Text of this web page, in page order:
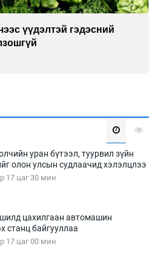
“санаа тавих” олон
байгуулна
уран бүтээл, туурвил зүйн
олон улсын судлаачид хэлэлцлээ
17 цаг 30 мин
цахилгаан автомашин
станц байгууллаа
17 цаг 00 мин